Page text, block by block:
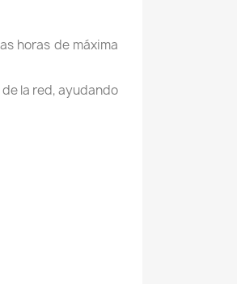
horas de máxima
la red, ayudando